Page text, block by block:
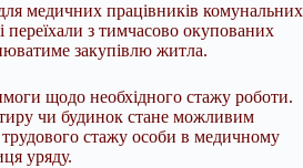
медичних працівників комунальних
з тимчасово окупованих
закупівлю житла.
щодо необхідного стажу роботи.
чи будинок стане можливим
трудового стажу особи в медичному
уряду.